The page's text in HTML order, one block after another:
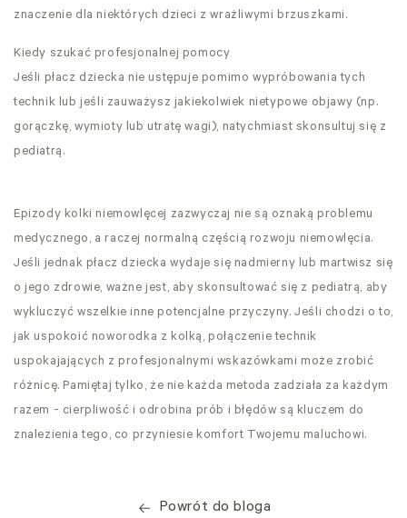
znaczenie dla niektórych dzieci z wrażliwymi brzuszkami.
Kiedy szukać profesjonalnej pomocy
Jeśli płacz dziecka nie ustępuje pomimo wypróbowania tych
technik lub jeśli zauważysz jakiekolwiek nietypowe objawy (np.
gorączkę, wymioty lub utratę wagi), natychmiast skonsultuj się z
pediatrą.
Epizody kolki niemowlęcej zazwyczaj nie są oznaką problemu
medycznego, a raczej normalną częścią rozwoju niemowlęcia.
Jeśli jednak płacz dziecka wydaje się nadmierny lub martwisz się
o jego zdrowie, ważne jest, aby skonsultować się z pediatrą, aby
wykluczyć wszelkie inne potencjalne przyczyny. Jeśli chodzi o to,
jak uspokoić noworodka z kolką, połączenie technik
uspokajających z profesjonalnymi wskazówkami może zrobić
różnicę. Pamiętaj tylko, że nie każda metoda zadziała za każdym
razem - cierpliwość i odrobina prób i błędów są kluczem do
znalezienia tego, co przyniesie komfort Twojemu maluchowi.
Powrót do bloga